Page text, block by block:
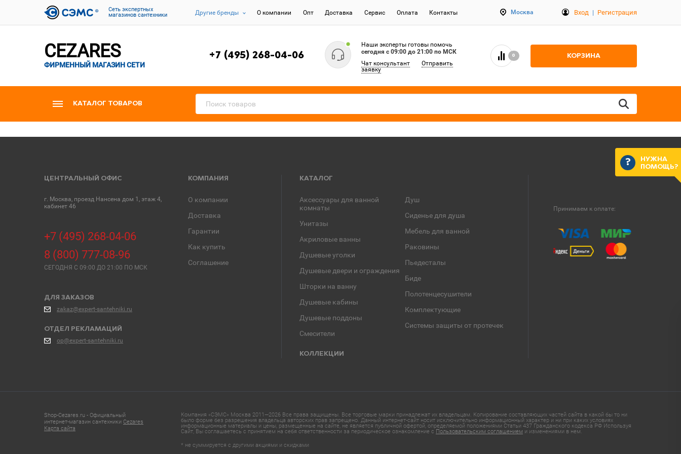
Cеть экспертных
магазинов сантехники
Другие бренды О компании Опт Доставка Сервис Оплата Контакты Москва Вход | Регистрация
CEZARES
ФИРМЕННЫЙ МАГАЗИН СЕТИ
+7 (495) 268-04-06
Наши эксперты готовы помочь
сегодня c 09:00 до 21:00 по МСК
Чат консультант
Отправить
заявку
0 КОРЗИНА
КАТАЛОГ ТОВАРОВ
ЦЕНТРАЛЬНЫЙ ОФИС
г. Москва, проезд Нансена дом 1, этаж 4,
кабинет 46
+7 (495) 268-04-06
8 (800) 777-08-96
СЕГОДНЯ C 09:00 ДО 21:00 ПО МСК
ДЛЯ ЗАКАЗОВ
zakaz@expert-santehniki.ru
ОТДЕЛ РЕКЛАМАЦИЙ
op@expert-santehniki.ru
КОМПАНИЯ
О компании
Доставка
Гарантии
Как купить
Соглашение
КАТАЛОГ
Аксессуары для ванной
комнаты
Унитазы
Акриловые ванны
Душевые уголки
Душевые двери и ограждения
Шторки на ванну
Душевые кабины
Душевые поддоны
Смесители
Душ
Сиденье для душа
Мебель для ванной
Раковины
Пьедесталы
Биде
Полотенцесушители
Комплектующие
Системы защиты от протечек
КОЛЛЕКЦИИ
Принимаем к оплате:
Shop-Cezares.ru - Официальный
интернет-магазин сантехники Cezares
Карта сайта
Компания «СЭМС» Москва 2011—2026 Все права защищены. Все торговые марки принадлежат их владельцам. Копирование составляющих частей сайта в какой бы то ни
было форме без разрешения владельца авторских прав запрещено. Данный интернет-сайт носит исключительно информационный характер и ни при каких условиях
информационные материалы и цены, размещенные на сайте, не является публичной офертой, определяемой положениями Статьи 437 Гражданского кодекса РФ Используя
Сайт, Вы соглашаетесь с принятием на себя ответственности за периодическое ознакомление с Пользовательским соглашением и изменениями в нем.
* не суммируется с другими акциями и скидками
НУЖНА
ПОМОЩЬ?